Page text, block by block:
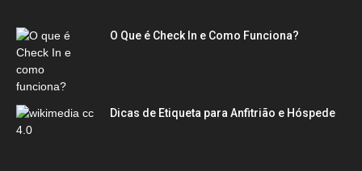
O Que é Check In e Como Funciona?
Dicas de Etiqueta para Anfitrião e Hóspede